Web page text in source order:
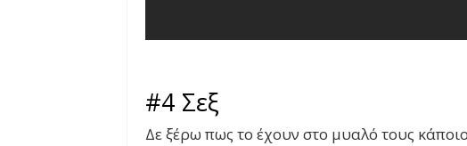
#4 Σεξ
Δε ξέρω πως το έχουν στο μυαλό τους